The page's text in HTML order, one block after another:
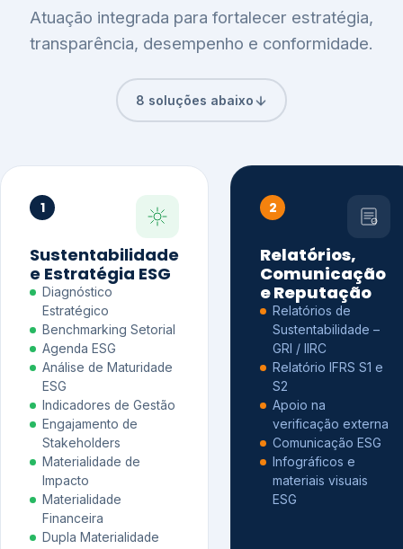
Atuação integrada para fortalecer estratégia,
transparência, desempenho e conformidade.
8 soluções abaixo
1
Sustentabilidade
e Estratégia ESG
Diagnóstico
Estratégico
Benchmarking Setorial
Agenda ESG
Análise de Maturidade
ESG
Indicadores de Gestão
Engajamento de
Stakeholders
Materialidade de
Impacto
Materialidade
Financeira
Dupla Materialidade
2
Relatórios,
Comunicação
e Reputação
Relatórios de
Sustentabilidade –
GRI / IIRC
Relatório IFRS S1 e
S2
Apoio na
verificação externa
Comunicação ESG
Infográficos e
materiais visuais
ESG